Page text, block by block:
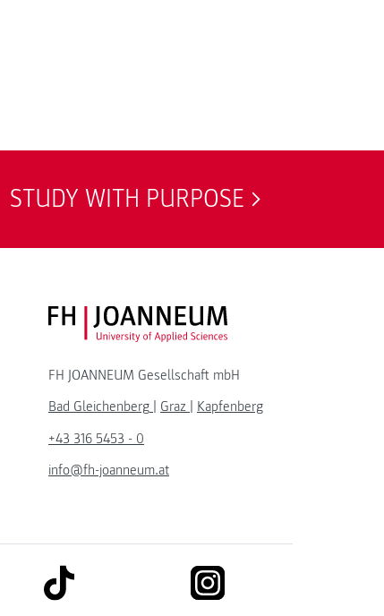
STUDY WITH PURPOSE
FH JOANNEUM Logo
FH JOANNEUM Gesellschaft mbH
Bad Gleichenberg
Graz
Kapfenberg
+43 316 5453 - 0
info@fh-joanneum.at
link to tiktok link to instagram